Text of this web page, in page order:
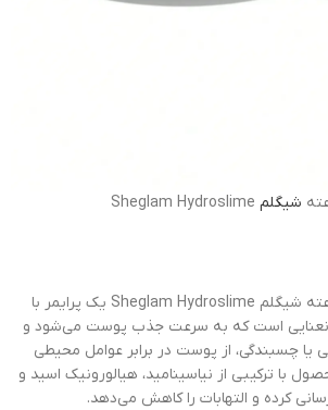
شیگلم
ژل پرایمر آبرسان 24 ساعته شیگلم Sheglam Hydroslime یک پرایمر با
نعنایی است که به سرعت جذب پوست می‌شود و
چسبندگی، از پوست در برابر عوامل محیطی
با ترکیبی از نیاسینامید، هیالورونیک اسید و
کرده و التهابات را کاهش می‌دهد.